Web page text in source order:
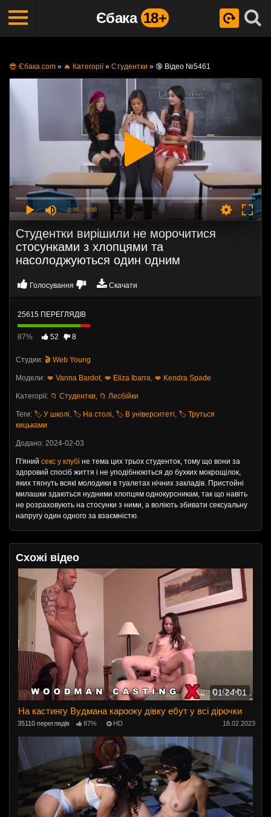
Єбака 18+
😎 Єбака.com » 🔥 Категорії» Студентки » 🔞 Відео №5461
0:00 / 0:00
Студентки вирішили не морочитися
стосунками з хлопцями та
насолоджуються один одним
Голосування Скачати
25615 ПЕРЕГЛЯДІВ
87% 52 8
Студии: 🎬 Web Young
Модели: 💋 Vanna Bardot, 💋 Eliza Ibarra, 💋 Kendra Spade
Категорії: 📁 Студентки, 📁 Лесбійки
Теги: 🏷️ У школі, 🏷️ На столі, 🏷️ В університеті, 🏷️ Труться
кицьками
Додано: 2024-02-03
П'яний секс у клубі не тема цих трьох студенток, тому що вони за
здоровий спосіб життя і не уподібнюються до бухких мокрощілок,
яких тягнуть всякі молодики в туалетах нічних закладів. Пристойні
милашки здаються нудними хлопцям однокурсникам, так що навіть
не розраховують на стосунки з ними, а воліють збивати сексуальну
напругу один одного за взаємністю.
Схожі відео
01:24:01
На кастингу Вудмана карооку дівку ебут у всі дірочки
35110 переглядів 87% HD 18.02.2023